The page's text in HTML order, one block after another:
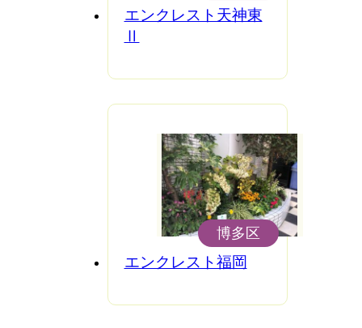
エンクレスト天神東
Ⅱ
エンクレスト福岡
博多区